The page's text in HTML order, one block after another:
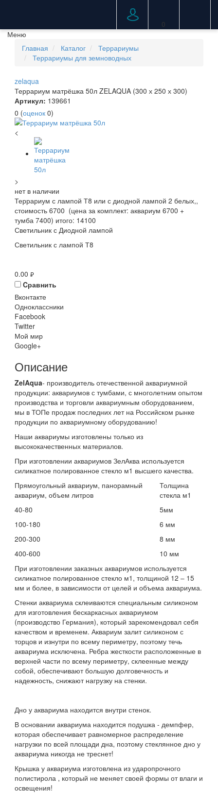
0
Меню
Главная
Каталог
Террариумы
Террариумы для земноводных
zelaqua
Террариум матрёшка 50л ZELAQUA (300 х 250 х 300)
Артикул: 139661
0 (оценок 0)
<
>
нет в наличии
Террариум с лампой Т8 или с диодной лампой 2 белых,,
стоимость 6700 (цена за комплект: аквариум 6700 +
тумба 7400) итого: 14100
Светильник с Диодной лампой
Светильник с лампой Т8
0.00 руб.
Cравнить
Вконтакте
Одноклассники
Facebook
Twitter
Мой мир
Google+
Описание
ZelAqua- производитель отечественной аквариумной
продукции: аквариумов с тумбами, с многолетним опытом
производства и торговли аквариумным оборудованием,
мы в ТОПе продаж последних лет на Российском рынке
продукции по аквариумному оборудованию!
Наши аквариумы изготовлены только из
высококачественных материалов.
При изготовлении аквариумов ЗелАква используется
силикатное полированное стекло м1 высшего качества.
Прямоугольный аквариум, панорамный
аквариум, объем литров
Толщина
стекла м1
40-80
5мм
100-180
6 мм
200-300
8 мм
400-600
10 мм
При изготовлении заказных аквариумов используется
силикатное полированное стекло м1, толщиной 12 – 15
мм и более, в зависимости от целей и объема аквариума.
Стенки аквариума склеиваются специальным силиконом
для изготовления бескаркасных аквариумом
(производство Германия), который зарекомендовал себя
качеством и временем. Аквариум залит силиконом с
торцов и изнутри по всему периметру, поэтому течь
аквариума исключена. Ребра жесткости расположенные в
верхней части по всему периметру, склеенные между
собой, обеспечивают большую долговечность и
надежность, снижают нагрузку на стенки.
Дно у аквариума находится внутри стенок.
В основании аквариума находится подушка - демпфер,
которая обеспечивает равномерное распределение
нагрузки по всей площади дна, поэтому стеклянное дно у
аквариума никогда не треснет!
Крышка у аквариума изготовлена из ударопрочного
полистирола , который не меняет своей формы от влаги и
освещения!